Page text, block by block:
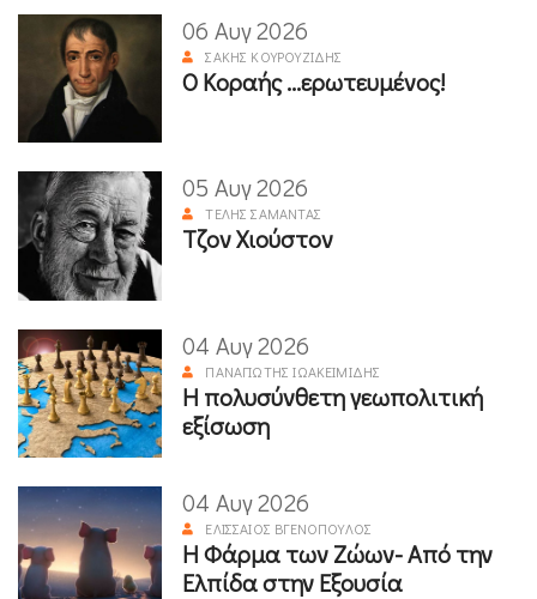
06 Αυγ 2026
ΣΆΚΗΣ ΚΟΥΡΟΥΖΊΔΗΣ
Ο Κοραής ...ερωτευμένος!
05 Αυγ 2026
ΤΈΛΗΣ ΣΑΜΑΝΤΆΣ
Τζον Χιούστον
04 Αυγ 2026
ΠΑΝΑΓΙΏΤΗΣ ΙΩΑΚΕΙΜΊΔΗΣ
Η πολυσύνθετη γεωπολιτική
εξίσωση
04 Αυγ 2026
ΕΛΙΣΣΑΊΟΣ ΒΓΕΝΌΠΟΥΛΟΣ
Η Φάρμα των Ζώων- Από την
Ελπίδα στην Εξουσία